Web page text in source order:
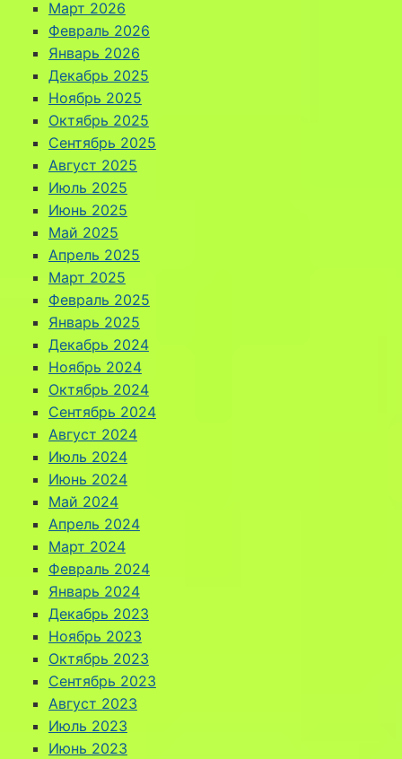
Март 2026
Февраль 2026
Январь 2026
Декабрь 2025
Ноябрь 2025
Октябрь 2025
Сентябрь 2025
Август 2025
Июль 2025
Июнь 2025
Май 2025
Апрель 2025
Март 2025
Февраль 2025
Январь 2025
Декабрь 2024
Ноябрь 2024
Октябрь 2024
Сентябрь 2024
Август 2024
Июль 2024
Июнь 2024
Май 2024
Апрель 2024
Март 2024
Февраль 2024
Январь 2024
Декабрь 2023
Ноябрь 2023
Октябрь 2023
Сентябрь 2023
Август 2023
Июль 2023
Июнь 2023